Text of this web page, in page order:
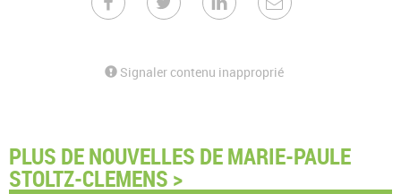
Signaler contenu inapproprié
PLUS DE NOUVELLES DE MARIE-PAULE
STOLTZ-CLEMENS >